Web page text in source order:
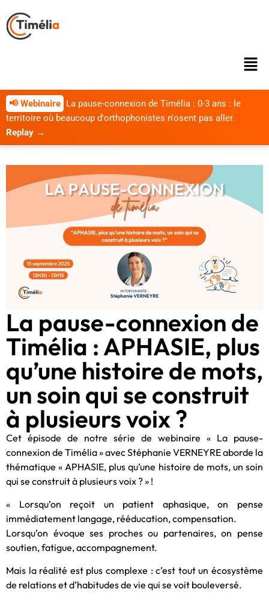
📢 Webinaire
La pause-connexion de Timélia : 0-3 ans : le
territoire où beaucoup d'orthophonistes n'osent pas aller.
Replay →
La pause-connexion de
Timélia : APHASIE, plus
qu’une histoire de mots,
un soin qui se construit
à plusieurs voix ?
Cet épisode de notre série de webinaire « La pause-
connexion de Timélia » avec Stéphanie VERNEYRE aborde la
thématique « APHASIE, plus qu’une histoire de mots, un soin
qui se construit à plusieurs voix ? » !
« Lorsqu’on reçoit un patient aphasique, on pense
immédiatement langage, rééducation, compensation.
Lorsqu’on évoque ses proches ou partenaires, on pense
soutien, fatigue, accompagnement.
Mais la réalité est plus complexe : c’est tout un écosystème
de relations et d’habitudes de vie qui se voit bouleversé.